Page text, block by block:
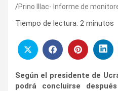
Prino Illac- Informe de
Tiempo de lectura: 2 minutos
Según el presidente de
podrá concluirse